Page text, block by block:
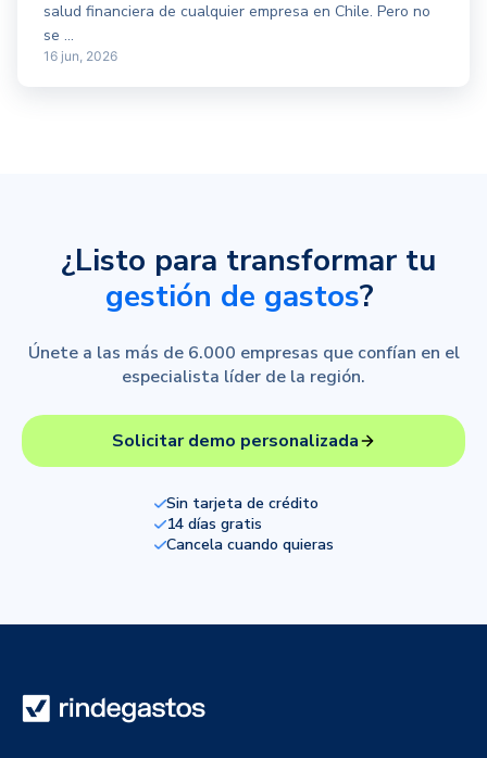
salud financiera de cualquier empresa en Chile. Pero no
se ...
16 jun, 2026
¿Listo para transformar tu
gestión de gastos?
Únete a las más de 6.000 empresas que confían en el
especialista líder de la región.
Solicitar demo personalizada
Sin tarjeta de crédito
14 días gratis
Cancela cuando quieras